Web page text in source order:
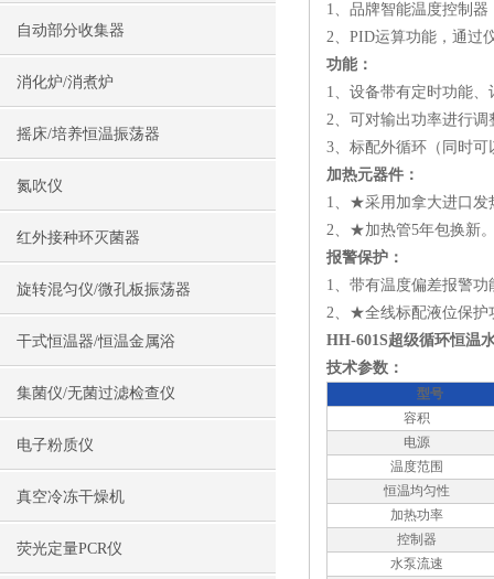
自动部分收集器
消化炉/消煮炉
摇床/培养恒温振荡器
氮吹仪
红外接种环灭菌器
旋转混匀仪/微孔板振荡器
干式恒温器/恒温金属浴
集菌仪/无菌过滤检查仪
电子粉质仪
真空冷冻干燥机
荧光定量PCR仪
1、品牌智能温度控制
2、PID运算功能，通过
功能：
1、设备带有定时功能、
2、可对输出功率进行
3、标配外循环（同时
加热元器件：
1、★采用加拿大进口发
2、★加热管5年包换新
报警保护：
1、带有温度偏差报警
2、★全线标配液位保护
HH-601S超级循环恒温
技术参数：
型号
容积
电源
温度范围
恒温均匀性
加热功率
控制器
水泵流速